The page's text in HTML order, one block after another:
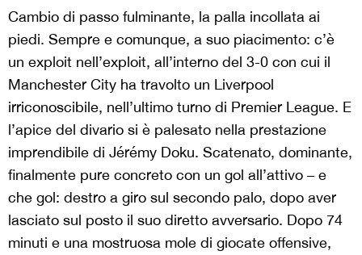
Cambio di passo fulminante, la palla incollata ai
piedi. Sempre e comunque, a suo piacimento: c’è
un exploit nell’exploit, all’interno del 3-0 con cui il
Manchester City ha travolto un Liverpool
irriconoscibile, nell’ultimo turno di Premier League. E
l’apice del divario si è palesato nella prestazione
imprendibile di Jérémy Doku. Scatenato, dominante,
finalmente pure concreto con un gol all’attivo – e
che gol: destro a giro sul secondo palo, dopo aver
lasciato sul posto il suo diretto avversario. Dopo 74
minuti e una mostruosa mole di giocate offensive,